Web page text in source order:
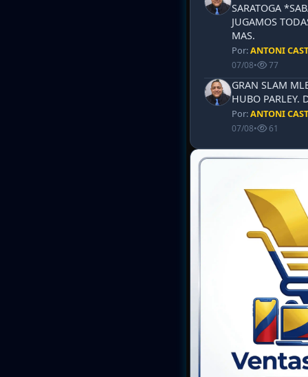
SARATOGA
JUGAMOS
MAS.
Por:ANTONI
07/08• 77
GRAN SLAM
HUBO PARLEY.
Por:ANTONI
07/08• 61